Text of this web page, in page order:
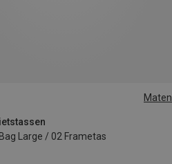
Maten
Large / 02 Frametas